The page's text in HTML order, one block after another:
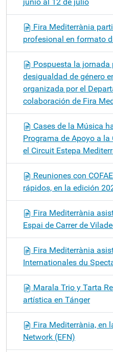
Fira Mediterrània
profesional en formato
Pospuesta la
desigualdad de género
organizada por el
colaboración de Fira
Cases de la Música
Programa de Apoyo a
el Circuit Estepa
Reuniones con
rápidos, en la edición
Fira Mediterrània
Espai de Carrer de
Fira Mediterrània
Internationales du
Marala Trio y Tarta
artística en Tánger
Fira Mediterrània, en
Network (EFN)